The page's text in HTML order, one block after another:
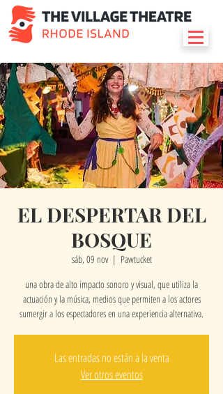
EL DESPERTAR DEL
BOSQUE
sáb, 09 nov
  |
Pawtucket
una obra de alto impacto sonoro y visual, que utiliza la
actuación y la música, medios que permiten a los actores
sumergir a los espectadores en una experiencia alternativa.
Las entradas no están a la venta
Ver otros eventos